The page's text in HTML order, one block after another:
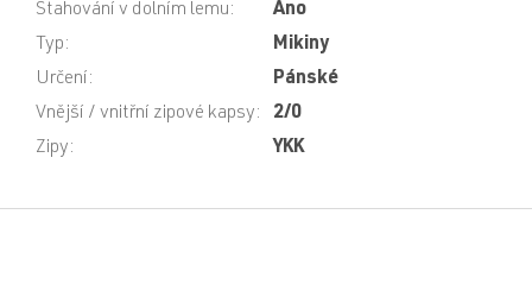
Stahování v dolním lemu:
Ano
Typ:
Mikiny
Určení :
Pánské
Vnější / vnitřní zipové kapsy:
2/0
Zipy: YKK